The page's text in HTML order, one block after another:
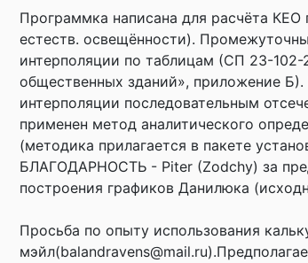
Программка написана для расчёта
естеств. освещённости).
интерполяции по таблицам (СП 23-
общественных зданий», приложение
интерполяции последовательным
применен метод аналитического
(методика прилагается в пакете
БЛАГОДАРНОСТЬ - Piter (Zodchy) за
построения графиков Данилюка
Просьба по опыту использования